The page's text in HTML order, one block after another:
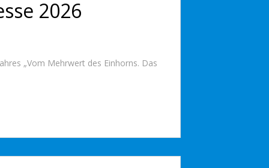
2026
„Vom Mehrwert des Einhorns. Das